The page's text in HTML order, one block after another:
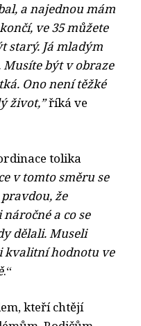
a najednou mám
ve 35 můžete
starý. Já mladým
být v obraze
Ono není těžké
život,”říká ve
tolika
v tomto směru se
že
náročnéa co se
dělali. Museli
kvalitní hodnotu ve
.“
kteří chtějí